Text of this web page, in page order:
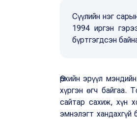
Сүүлийн нэг
1994 иргэн
бүртгэгдсэн
Өрхийн эрүүл
хүргэн өгч байгаа.
сайтар сахиж, хүн
эмнэлэгт хандахгүй